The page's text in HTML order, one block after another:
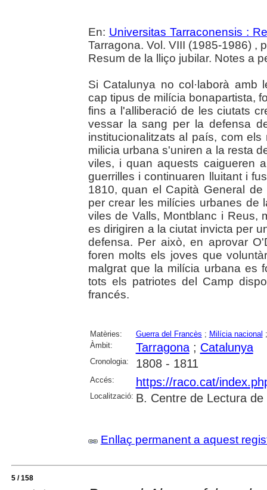
En: Universitas Tarraconensis :
Tarragona. Vol. VIII (1985-1986) ,
Resum de la lliço jubilar. Notes a
Si Catalunya no col·laborà amb
cap tipus de milícia bonapartista,
fins a l'alliberació de les ciutats
vessar la sang per la defensa
institucionalitzats al país, com
milicia urbana s'uniren a la resta
viles, i quan aquests caigueren
guerrilles i continuaren lluitant i
1810, quan el Capità General
per crear les milícies urbanes de
viles de Valls, Montblanc i Reus,
es dirigiren a la ciutat invicta per
defensa. Per això, en aprovar
foren molts els joves que
malgrat que la milícia urbana es
tots els patriotes del Camp
francés.
Matèries: Guerra del Francès ; Milícia nacional
Àmbit:
Tarragona; Catalunya
Cronologia: 1808 - 1811
Accés: https://raco.cat/
Localització: B. Centre de Lectura
Enllaç permanent a aquest
5 / 158